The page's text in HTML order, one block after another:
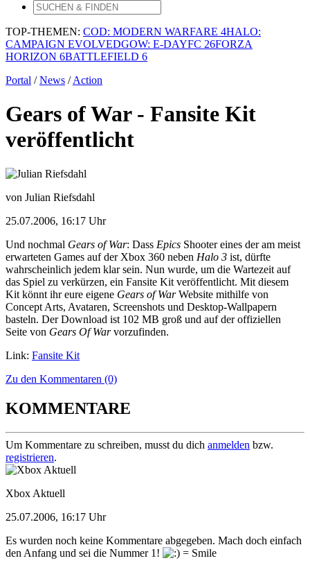
TOP-THEMEN: COD: MODERN WARFARE 4HALO:
CAMPAIGN EVOLVEDGOW: E-DAYFC 26FORZA
HORIZON 6BATTLEFIELD 6
Portal /News /Action
Gears of War - Fansite Kit
veröffentlicht
von Julian Riefsdahl
25.07.2006, 16:17 Uhr
Und nochmal Gears of War: Dass Epics Shooter eines der am meist
erwarteten Games auf der Xbox 360 neben Halo 3 ist, dürfte
wahrscheinlich jedem klar sein. Nun wurde, um die Wartezeit auf
das Spiel zu verkürzen, ein Fansite Kit veröffentlicht. Mit diesem
Kit könnt ihr eure eigene Gears of WarWebsite mithilfe von
Concept Arts, Avataren, Screenshots und Desktop-Wallpapern
basteln. Der Download ist 102 MB groß und auf der offiziellen
Seite von Gears Of Warvorzufinden.
Link: Fansite Kit
Zu den Kommentaren (0)
KOMMENTARE
Um Kommentare zu schreiben, musst du dich anmelden bzw.
registrieren.
Xbox Aktuell
25.07.2006, 16:17 Uhr
Es wurden noch keine Kommentare abgegeben. Mach doch einfach
den Anfang und sei die Nummer 1!